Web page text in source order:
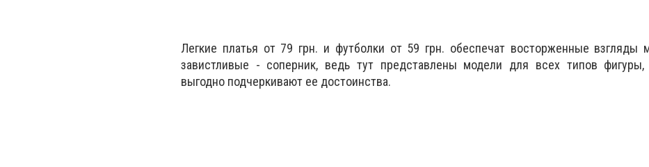
Легкие платья от 79 грн. и футболки от 59 грн. обеспечат восторженные взгляды
завистливые - соперник, ведь тут представлены модели для всех типов фигуры,
выгодно подчеркивают ее достоинства.